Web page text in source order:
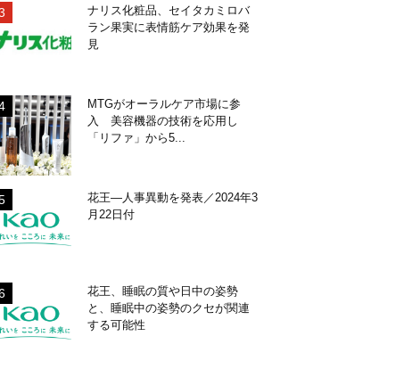
ナリス化粧品、セイタカミロバ
ラン果実に表情筋ケア効果を発
見
MTGがオーラルケア市場に参
入 美容機器の技術を応用し
「リファ」から5...
花王―人事異動を発表／2024年3
月22日付
花王、睡眠の質や日中の姿勢
と、睡眠中の姿勢のクセが関連
する可能性